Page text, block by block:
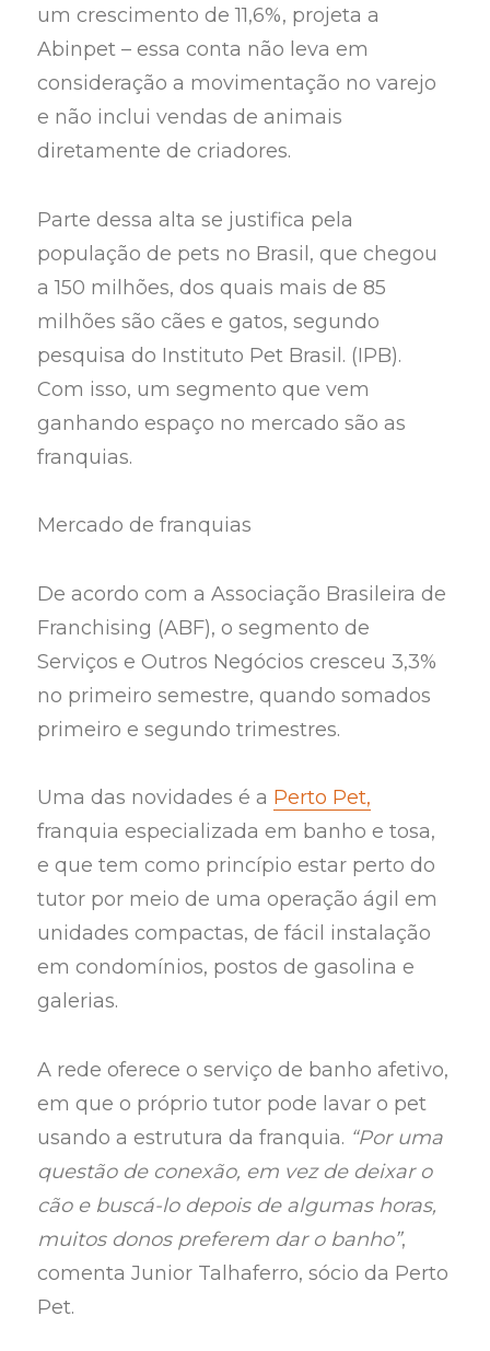
um crescimento de 11,6%, projeta a
Abinpet – essa conta não leva em
consideração a movimentação no varejo
e não inclui vendas de animais
diretamente de criadores.
Parte dessa alta se justifica pela
população de pets no Brasil, que chegou
a 150 milhões, dos quais mais de 85
milhões são cães e gatos, segundo
pesquisa do Instituto Pet Brasil. (IPB).
Com isso, um segmento que vem
ganhando espaço no mercado são as
franquias.
Mercado de franquias
De acordo com a Associação Brasileira de
Franchising (ABF), o segmento de
Serviços e Outros Negócios cresceu 3,3%
no primeiro semestre, quando somados
primeiro e segundo trimestres.
Uma das novidades é a Perto Pet,
franquia especializada em banho e tosa,
e que tem como princípio estar perto do
tutor por meio de uma operação ágil em
unidades compactas, de fácil instalação
em condomínios, postos de gasolina e
galerias.
A rede oferece o serviço de banho afetivo,
em que o próprio tutor pode lavar o pet
usando a estrutura da franquia. “Por uma
questão de conexão, em vez de deixar o
cão e buscá-lo depois de algumas horas,
muitos donos preferem dar o banho”,
comenta Junior Talhaferro, sócio da Perto
Pet.